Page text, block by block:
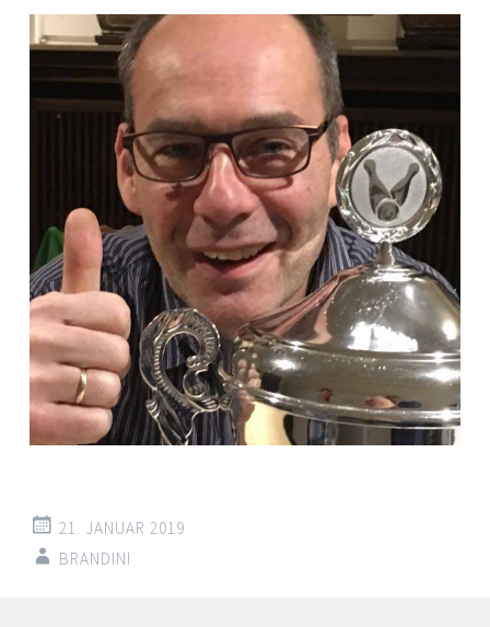
21. JANUAR 2019
BRANDINI